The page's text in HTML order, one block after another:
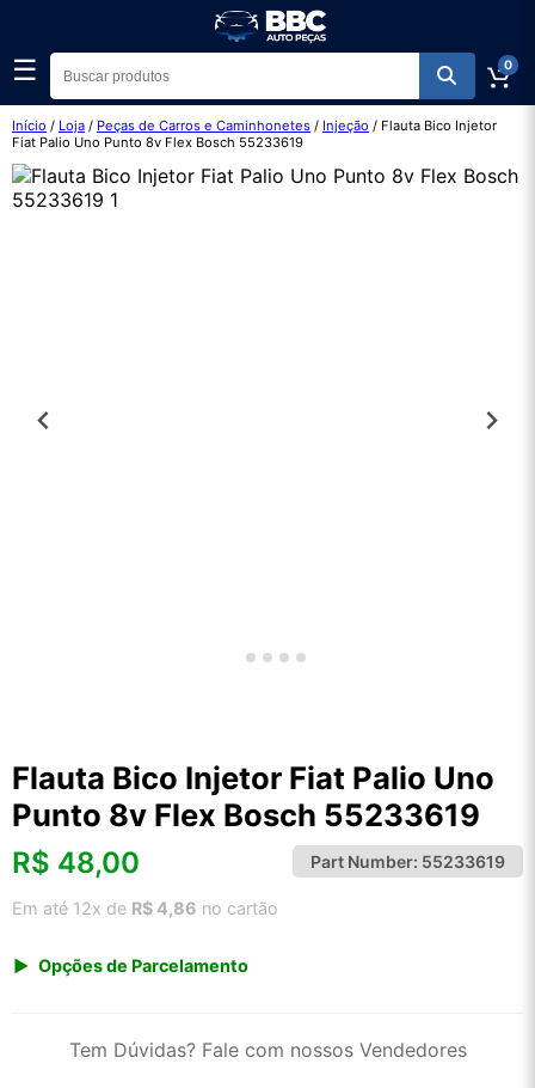
☰ 0
Início / Loja / Peças de Carros e Caminhonetes / Injeção / Flauta Bico Injetor
Fiat Palio Uno Punto 8v Flex Bosch 55233619
Flauta Bico Injetor Fiat Palio Uno
Punto 8v Flex Bosch 55233619
R$ 48,00 Part Number: 55233619
Em até 12x de R$ 4,86 no cartão
Opções de Parcelamento
2x de R$ 25,83Tem Dúvidas? Fale com nossos Vendedores